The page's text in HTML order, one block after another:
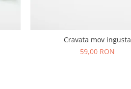
Cravata mov ingusta
59,00 RON